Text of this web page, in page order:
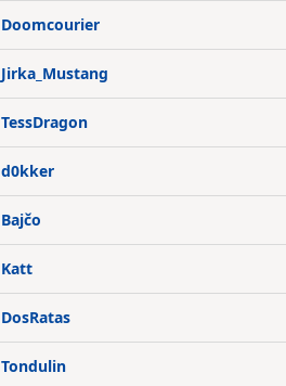
Doomcourier
Jirka_Mustang
TessDragon
d0kker
Bajčo
Katt
DosRatas
Tondulin